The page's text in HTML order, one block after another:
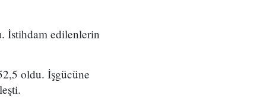
İstihdam edilenlerin
oldu. İşgücüne